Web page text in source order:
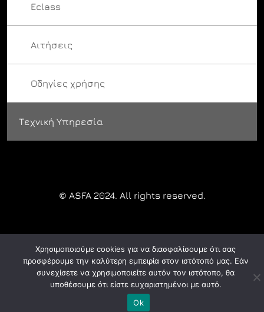
Eclass
Αιτήσεις
Οδηγίες χρήσης
Τεχνική Υπηρεσία
© ASFA 2024. All rights reserved.
Χρησιμοποιούμε cookies για να διασφαλίσουμε ότι σας
προσφέρουμε την καλύτερη εμπειρία στον ιστότοπό μας. Εάν
συνεχίσετε να χρησιμοποιείτε αυτόν τον ιστότοπο, θα
υποθέσουμε ότι είστε ευχαριστημένοι με αυτό.
Ok